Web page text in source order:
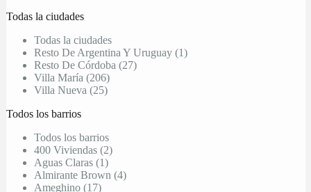
Todas la ciudades
Todas la ciudades
Resto De Argentina Y Uruguay (1)
Resto De Córdoba (27)
Villa María (206)
Villa Nueva (25)
Todos los barrios
Todos los barrios
400 Viviendas (2)
Aguas Claras (1)
Almirante Brown (4)
Ameghino (17)